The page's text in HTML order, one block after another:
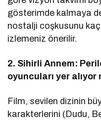
gösterimde kalmaya
nostalji coşkusunu
izlemeniz önerilir.
2. Sihirli Annem:
oyuncuları yer alıyor
Film, sevilen dizinin
karakterlerini (Dudu,